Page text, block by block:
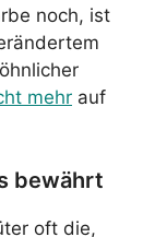
noch, ist
mehr auf
bewährt
oft die,